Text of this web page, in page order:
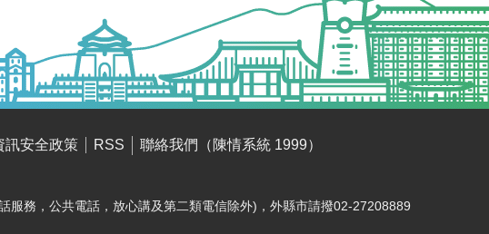
訊安全政策 RSS 聯絡我們（陳情系統 1999）
服務，公共電話，放心講及第二類電信除外)，外縣市請撥02-27208889